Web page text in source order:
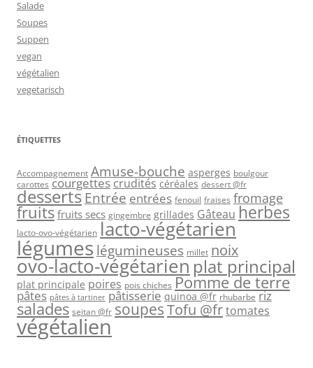
Salade
Soupes
Suppen
vegan
végétalien
vegetarisch
ÉTIQUETTES
Accompagnement Amuse-bouche asperges boulgour
carottes courgettes crudités céréales dessert @fr
desserts Entrée entrées fenouil fraises fromage
fruits fruits secs gingembre grillades Gâteau herbes
lacto-ovo-végétarien lacto-végétarien
légumes légumineuses millet noix
ovo-lacto-végétarien plat principal
plat principale poires pois chiches Pomme de terre
pâtes pâtes à tartiner pâtisserie quinoa @fr rhubarbe riz
salades seitan @fr soupesTofu @frtomates
végétalien